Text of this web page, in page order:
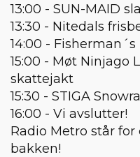
13:00 - SUN-MAID
13:30 - Nitedals
14:00 -
15:00 - Møt Ninjago
skattejakt
15:30 - STIGA
16:00 - Vi avslutter!
Radio Metro står
bakken!